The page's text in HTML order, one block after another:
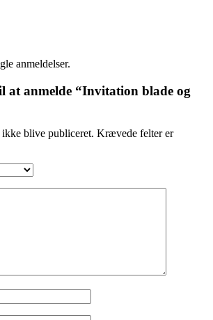
anmeldelser.
at anmelde “Invitation blade og
blive publiceret. Krævede felter er